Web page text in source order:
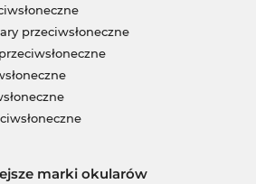
przeciwsłoneczne
marki okularów